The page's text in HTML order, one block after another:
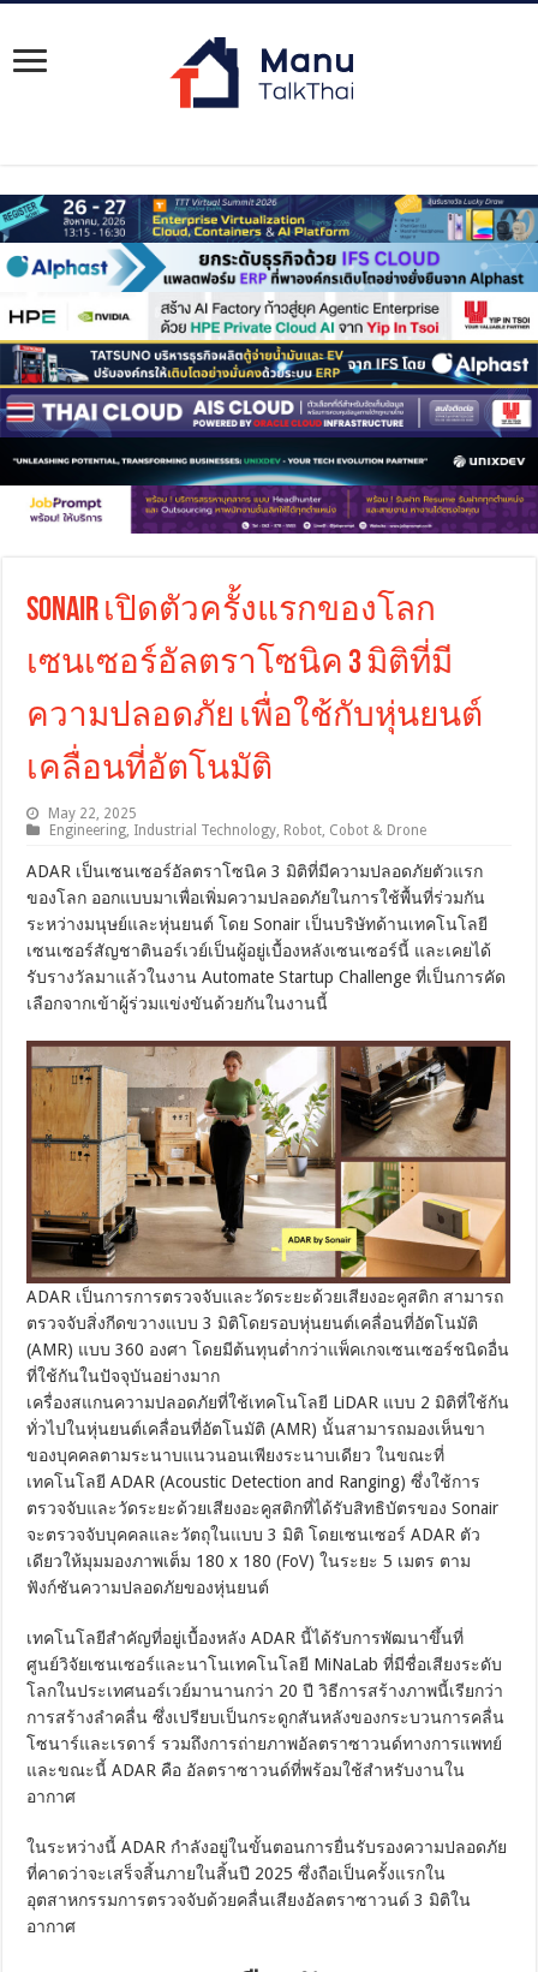
Sonair เปิดตัวครั้งแรกของโลก
เซนเซอร์อัลตราโซนิค 3 มิติที่มี
ความปลอดภัย เพื่อใช้กับหุ่นยนต์
เคลื่อนที่อัตโนมัติ
May 22, 2025
Engineering, Industrial Technology, Robot, Cobot & Drone
ADAR เป็นเซนเซอร์อัลตราโซนิค 3 มิติที่มีความปลอดภัยตัวแรก
ของโลก ออกแบบมาเพื่อเพิ่มความปลอดภัยในการใช้พื้นที่ร่วมกัน
ระหว่างมนุษย์และหุ่นยนต์ โดย Sonair เป็นบริษัทด้านเทคโนโลยี
เซนเซอร์สัญชาตินอร์เวย์เป็นผู้อยู่เบื้องหลังเซนเซอร์นี้ และเคยได้
รับรางวัลมาแล้วในงาน Automate Startup Challenge ที่เป็นการคัด
เลือกจากเข้าผู้ร่วมแข่งขันด้วยกันในงานนี้
ADAR เป็นการการตรวจจับและวัดระยะด้วยเสียงอะคูสติก สามารถ
ตรวจจับสิ่งกีดขวางแบบ 3 มิติโดยรอบหุ่นยนต์เคลื่อนที่อัตโนมัติ
(AMR) แบบ 360 องศา โดยมีต้นทุนต่ำกว่าแพ็คเกจเซนเซอร์ชนิดอื่น
ที่ใช้กันในปัจจุบันอย่างมาก
เครื่องสแกนความปลอดภัยที่ใช้เทคโนโลยี LiDAR แบบ 2 มิติที่ใช้กัน
ทั่วไปในหุ่นยนต์เคลื่อนที่อัตโนมัติ (AMR) นั้นสามารถมองเห็นขา
ของบุคคลตามระนาบแนวนอนเพียงระนาบเดียว ในขณะที่
เทคโนโลยี ADAR (Acoustic Detection and Ranging) ซึ่งใช้การ
ตรวจจับและวัดระยะด้วยเสียงอะคูสติกที่ได้รับสิทธิบัตรของ Sonair
จะตรวจจับบุคคลและวัตถุในแบบ 3 มิติ โดยเซนเซอร์ ADAR ตัว
เดียวให้มุมมองภาพเต็ม 180 x 180 (FoV) ในระยะ 5 เมตร ตาม
ฟังก์ชันความปลอดภัยของหุ่นยนต์
เทคโนโลยีสำคัญที่อยู่เบื้องหลัง ADAR นี้ได้รับการพัฒนาขึ้นที่
ศูนย์วิจัยเซนเซอร์และนาโนเทคโนโลยี MiNaLab ที่มีชื่อเสียงระดับ
โลกในประเทศนอร์เวย์มานานกว่า 20 ปี วิธีการสร้างภาพนี้เรียกว่า
การสร้างลำคลื่น ซึ่งเปรียบเป็นกระดูกสันหลังของกระบวนการคลื่น
โซนาร์และเรดาร์ รวมถึงการถ่ายภาพอัลตราซาวนด์ทางการแพทย์
และขณะนี้ ADAR คือ อัลตราซาวนด์ที่พร้อมใช้สำหรับงานใน
อากาศ
ในระหว่างนี้ ADAR กำลังอยู่ในขั้นตอนการยื่นรับรองความปลอดภัย
ที่คาดว่าจะเสร็จสิ้นภายในสิ้นปี 2025 ซึ่งถือเป็นครั้งแรกใน
อุตสาหกรรมการตรวจจับด้วยคลื่นเสียงอัลตราซาวนด์ 3 มิติใน
อากาศ